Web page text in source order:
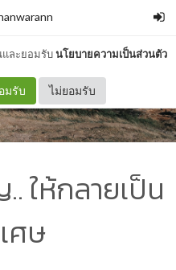
และยอมรับนโยบายความเป็นส่วนตัว
มรับ ไม่ยอมรับ
ให้กลายเป็น
ศษ